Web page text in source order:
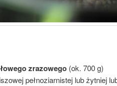
zrazowego(ok. 700 g)
pełnoziarnistej lub żytniej